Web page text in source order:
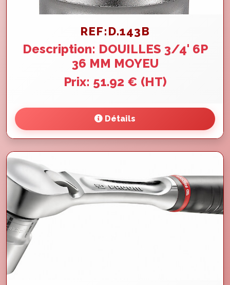
REF:D.143B
Description: DOUILLES 3/4' 6P
36 MM MOYEU
Prix: 51.92 € (HT)
Détails